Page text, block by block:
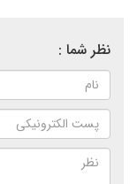
نظر شما :